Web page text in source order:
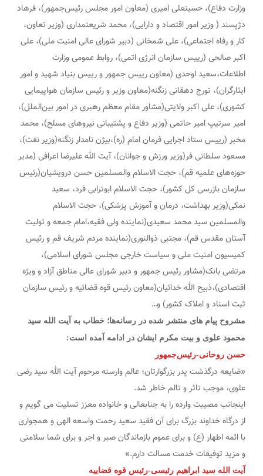
وزارت دفاع)، حسینعلی امیری (معاون امور مجلس رئیس‌جمهور)، فرهاد
دژپسند ( وزیر امور اقتصاد و دارایی)، محمد شریعتمداری (وزیر تعاون،
کار و رفاه اجتماعی)، علی شمخانی (دبیر شورای عالی امنیت ملی)، علی
اکبر صالحی (رییس سازمان انرژی اتمی)، روابط عمومی وزارت
اطلاعات،سعید اوحدی (معاون رییس جمهور و رییس بنیاد شهید و امور
ایثارگران)، تورج دهقانی زنگنه(معاون وزیر و رئیس سازمان هواپیمایی
کشوری)، علی اکبر ولایتی(مشاور مقام معظم رهبری در امور بین‌الملل)،
امیر سرتیپ امیر حاتمی (وزیر دفاع و پشتیبانی نیرو‌های مسلح)، محمد
مخبر (رییس ستاد اجرایی فرمان امام (ره)،بیژن نامدار زنگنه(وزیر نفت)،
مسعود سلطانی فر(وزیر ورزش و جوانان)، آیت الله علیرضا اعرافی (مدیر
حوزه‌های علمیه قم)، حجت الاسلام والمسلمین حسن درویشیان(رئیس
سازمان بازرسی کل کشور)، حجت الاسلام ابوترابی فرد، سعید
نمکی(وزیر بهداشت، درمان و آموزش پزشکی)، حجت الاسلام
والمسلمین سید محمد سعیدی(نماینده ولی فقیه،امام جمعه و تولیت
آستان مقدس قم)، مجتبی ذوالنوری(نماینده مردم شریف قم و رئیس
کمیسیون امنیت ملی و سیاست خارجی مجلس شورای اسلامی)،
مرتضی بانک(مشاور رئیس جمهور و دبیر شورای عالی مناطق آزاد و ویژه
اقتصادی)،ذبیح الله خدائیان(معاون رئیس قوه قضائیه و رئیس سازمان
ثبت اسناد و املاک کشور) و…
مشروح پیام های منتشر شده در رسانه‌ها؛ خطاب به آیت الله سید
محمود علوی و بیت مکرم ایشان در ادامه آمده است:
حسن روحانی-رئیس‌جمهور
«ضایعه درگذشت پدر بزرگوارتان؛ عالم وارسته مرحوم آیت الله سید رضی
علوی، موجب تاثر و تالم خاطر شد.
اینجانب مصیبت وارده را به جنابعالی و خانواده معزز تسلیت می گویم و
از درگاه خداوند بزرگ برای آن فقید سعید رحمت واسعه الهی و همجواری
با ائمه اطهار (ع) و برای عموم بازماندگان صبر و اجر و برای شما سلامتی
و مزید توفیقات خدمت مسالت دارم.»
آیت الله سید ابراهیم رئیسی-رئیس قوه قضاییه